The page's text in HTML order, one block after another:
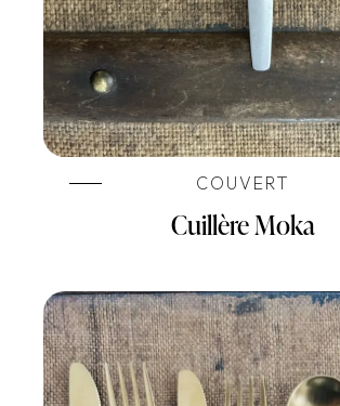
COUVERT
Cuillère Moka